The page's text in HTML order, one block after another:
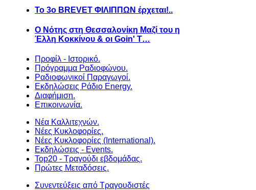
Το 3ο BREVET ΦΙΛΙΠΠΩΝ έρχεται!..
Ο Νότης στη Θεσσαλονίκη Μαζί του η
Έλλη Κοκκίνου & οι Goin' T…
Προφίλ - Ιστορικό.
Πρόγραμμα Ραδιοφώνου.
Ραδιοφωνικοί Παραγωγοί.
Εκδηλώσεις Ράδιο Energy.
Διαφήμιση.
Επικοινωνία.
Νέα Καλλιτεχνών.
Νέες Κυκλοφορίες.
Νέες Κυκλοφορίες (International).
Εκδηλώσεις - Events.
Top20 - Τραγούδι εβδομάδας.
Πρώτες Μεταδόσεις.
Συνεντεύξεις από Τραγουδιστές